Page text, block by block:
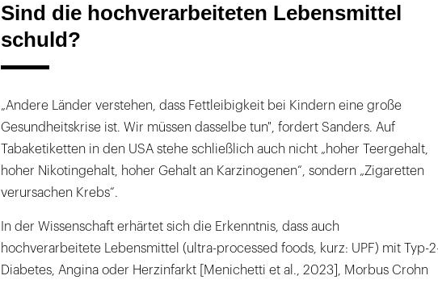
Sind die hochverarbeiteten Lebensmittel
schuld?
„Andere Länder verstehen, dass Fettleibigkeit bei Kindern eine große
Gesundheitskrise ist. Wir müssen dasselbe tun", fordert Sanders. Auf
Tabaketiketten in den USA stehe schließlich auch nicht „hoher Teergehalt,
hoher Nikotingehalt, hoher Gehalt an Karzinogenen“, sondern „Zigaretten
verursachen Krebs“.
In der Wissenschaft erhärtet sich die Erkenntnis, dass auch
hochverarbeitete Lebensmittel (ultra-processed foods, kurz: UPF) mit Typ-
Diabetes, Angina oder Herzinfarkt [Menichetti et al., 2023], Morbus Crohn